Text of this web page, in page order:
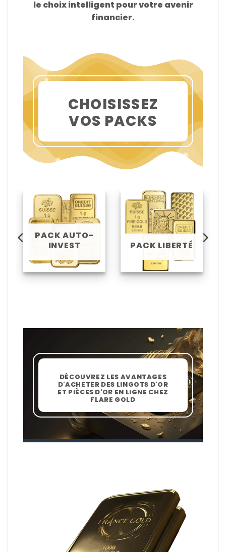
le choix intelligent pour votre avenir
financier.
CHOISISSEZ
VOS PACKS
PACK AUTO-
INVEST
PACK LIBERTÉ
DÉCOUVREZ LES AVANTAGES
D'ACHETER DES LINGOTS D'OR
ET PIÈCES D'OR EN LIGNE CHEZ
FLARE GOLD